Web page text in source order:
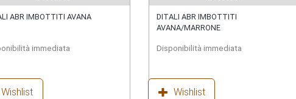
ABR IMBOTTITI AVANA
immediata
Wishlist
DITALI ABR IMBOTTITI
AVANA/MARRONE
Disponibilità immediata
Wishlist